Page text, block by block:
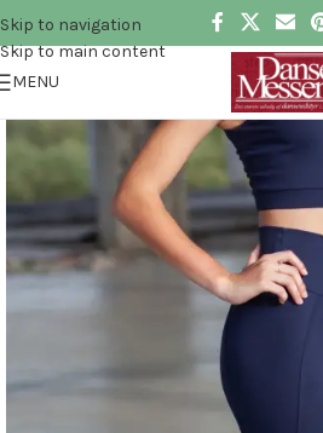
Skip to navigation
Skip to main content
MENU